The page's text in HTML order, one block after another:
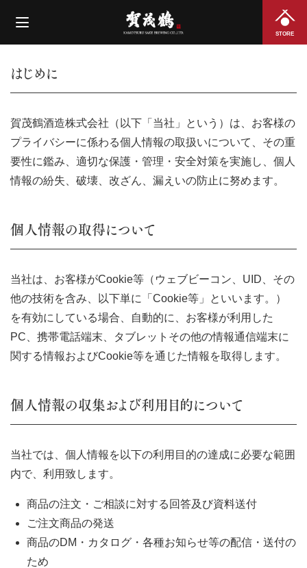
STORE
はじめに
賀茂鶴酒造株式会社（以下「当社」という）は、お客様の
プライバシーに係わる個人情報の取扱いについて、その重
要性に鑑み、適切な保護・管理・安全対策を実施し、個人
情報の紛失、破壊、改ざん、漏えいの防止に努めます。
個人情報の取得について
当社は、お客様がCookie等（ウェブビーコン、UID、その
他の技術を含み、以下単に「Cookie等」といいます。）
を有効にしている場合、自動的に、お客様が利用した
PC、携帯電話端末、タブレットその他の情報通信端末に
関する情報およびCookie等を通じた情報を取得します。
個人情報の収集および利用目的について
当社では、個人情報を以下の利用目的の達成に必要な範囲
内で、利用致します。
商品の注文・ご相談に対する回答及び資料送付
ご注文商品の発送
商品のDM・カタログ・各種お知らせ等の配信・送付の
ため